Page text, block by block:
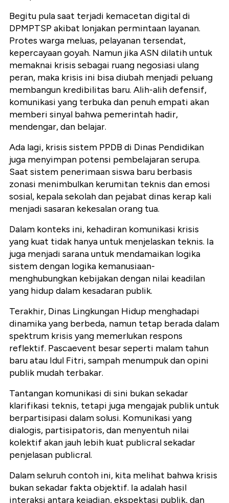
Begitu pula saat terjadi kemacetan digital di
DPMPTSP akibat lonjakan permintaan layanan.
Protes warga meluas, pelayanan tersendat,
kepercayaan goyah. Namun jika ASN dilatih untuk
memaknai krisis sebagai ruang negosiasi ulang
peran, maka krisis ini bisa diubah menjadi peluang
membangun kredibilitas baru. Alih-alih defensif,
komunikasi yang terbuka dan penuh empati akan
memberi sinyal bahwa pemerintah hadir,
mendengar, dan belajar.
Ada lagi, krisis sistem PPDB di Dinas Pendidikan
juga menyimpan potensi pembelajaran serupa.
Saat sistem penerimaan siswa baru berbasis
zonasi menimbulkan kerumitan teknis dan emosi
sosial, kepala sekolah dan pejabat dinas kerap kali
menjadi sasaran kekesalan orang tua.
Dalam konteks ini, kehadiran komunikasi krisis
yang kuat tidak hanya untuk menjelaskan teknis. Ia
juga menjadi sarana untuk mendamaikan logika
sistem dengan logika kemanusiaan-
menghubungkan kebijakan dengan nilai keadilan
yang hidup dalam kesadaran publik.
Terakhir, Dinas Lingkungan Hidup menghadapi
dinamika yang berbeda, namun tetap berada dalam
spektrum krisis yang memerlukan respons
reflektif. Pascaevent besar seperti malam tahun
baru atau Idul Fitri, sampah menumpuk dan opini
publik mudah terbakar.
Tantangan komunikasi di sini bukan sekadar
klarifikasi teknis, tetapi juga mengajak publik untuk
berpartisipasi dalam solusi. Komunikasi yang
dialogis, partisipatoris, dan menyentuh nilai
kolektif akan jauh lebih kuat publicral sekadar
penjelasan publicral.
Dalam seluruh contoh ini, kita melihat bahwa krisis
bukan sekadar fakta objektif. Ia adalah hasil
interaksi antara kejadian, ekspektasi publik, dan